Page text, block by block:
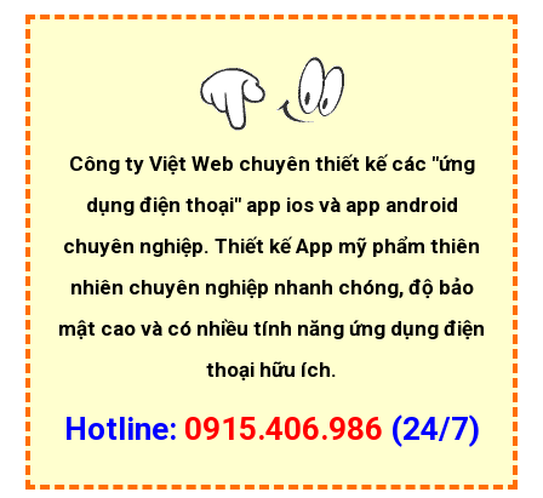
Công ty Việt Web chuyên thiết kế các "ứng
dụng điện thoại"app ios và app android
chuyên nghiệp. Thiết kế App mỹ phẩm thiên
nhiên chuyên nghiệp nhanh chóng, độ bảo
mật cao và có nhiều tính năng ứng dụng điện
thoại hữu ích.
Hotline: 0915.406.986 (24/7)